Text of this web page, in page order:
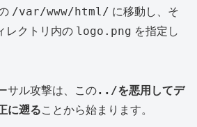
/var/www/html/ に移動し、そ
レクトリ内の logo.png を指定し
サル攻撃は、この../を悪用してデ
に遡ることから始まります。